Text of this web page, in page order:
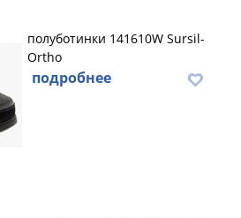
полуботинки 141610W Sursil-
Ortho
подробнее